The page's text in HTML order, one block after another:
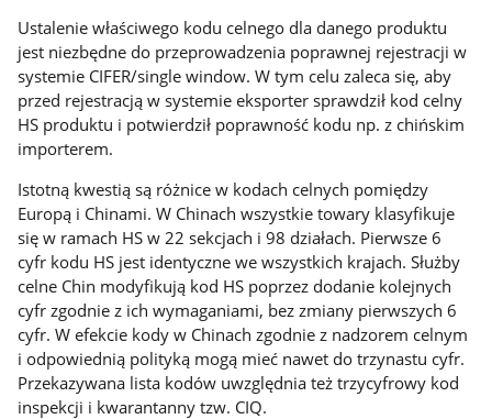
Ustalenie właściwego kodu celnego dla danego produktu
jest niezbędne do przeprowadzenia poprawnej rejestracji w
systemie CIFER/single window. W tym celu zaleca się, aby
przed rejestracją w systemie eksporter sprawdził kod celny
HS produktu i potwierdził poprawność kodu np. z chińskim
importerem.
Istotną kwestią są różnice w kodach celnych pomiędzy
Europą i Chinami. W Chinach wszystkie towary klasyfikuje
się w ramach HS w 22 sekcjach i 98 działach. Pierwsze 6
cyfr kodu HS jest identyczne we wszystkich krajach. Służby
celne Chin modyfikują kod HS poprzez dodanie kolejnych
cyfr zgodnie z ich wymaganiami, bez zmiany pierwszych 6
cyfr. W efekcie kody w Chinach zgodnie z nadzorem celnym
i odpowiednią polityką mogą mieć nawet do trzynastu cyfr.
Przekazywana lista kodów uwzględnia też trzycyfrowy kod
inspekcji i kwarantanny tzw. CIQ.